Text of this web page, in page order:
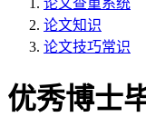
论文查重系统
论文知识
论文技巧常识
优秀博士